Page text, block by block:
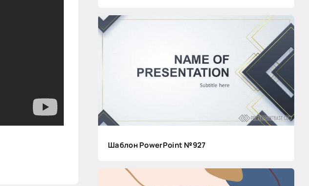
Шаблон PowerPoint №927